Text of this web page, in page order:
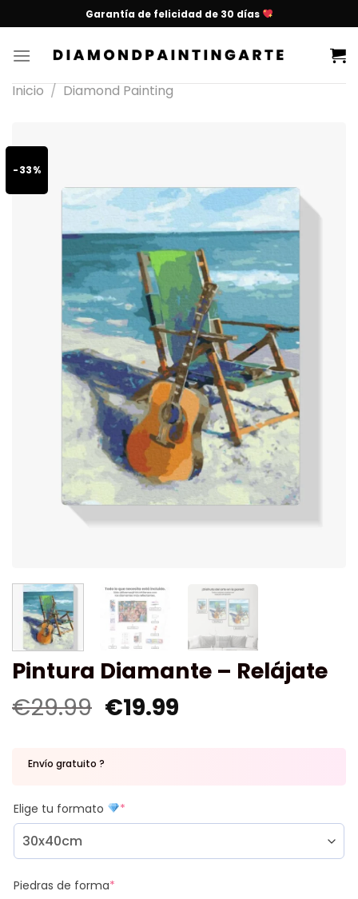
Garantía de felicidad de 30 días
Inicio / Diamond Painting
-33%
Pintura Diamante – Relájate
€29.99 €19.99
Envío gratuito ?
Elige tu formato *
Piedras de forma*